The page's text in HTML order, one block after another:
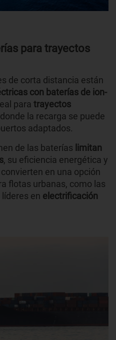
para trayectos
de corta distancia están
con baterías de ion-
para trayectos
la recarga se puede
adaptados.
de las baterías limitan
, su eficiencia energética y
en una opción
flotas urbanas, como las
en electrificación